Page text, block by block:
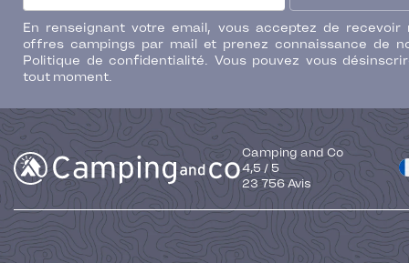
En renseignant votre email, vous acceptez de recevoir
offres campings par mail et prenez connaissance de
Politique de confidentialité. Vous pouvez vous
tout moment.
Camping and Co
4,5 / 5
23 756Avis